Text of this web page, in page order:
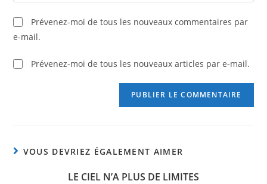
Prévenez-moi de tous les nouveaux commentaires par
e-mail.
Prévenez-moi de tous les nouveaux articles par e-mail.
VOUS DEVRIEZ ÉGALEMENT AIMER
LE CIEL N’A PLUS DE LIMITES